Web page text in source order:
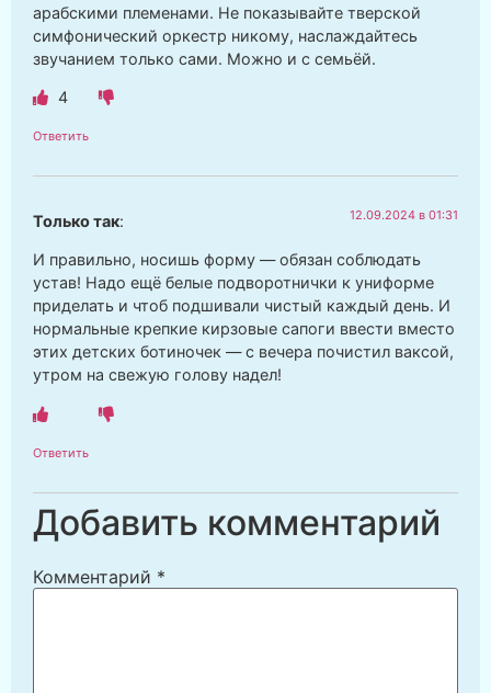
арабскими племенами. Не показывайте тверской
симфонический оркестр никому, наслаждайтесь
звучанием только сами. Можно и с семьёй.
4
Ответить
Только так: 12.09.2024 в 01:31
И правильно, носишь форму — обязан соблюдать
устав! Надо ещё белые подворотнички к униформе
приделать и чтоб подшивали чистый каждый день. И
нормальные крепкие кирзовые сапоги ввести вместо
этих детских ботиночек — с вечера почистил ваксой,
утром на свежую голову надел!
Ответить
Добавить комментарий
Комментарий *